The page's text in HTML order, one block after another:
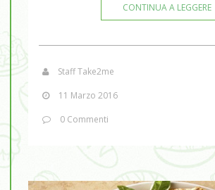
CONTINUA A LEGGERE
Staff Take2me
11 Marzo 2016
0 Commenti